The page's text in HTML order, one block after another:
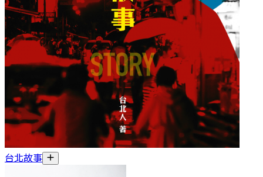
台北故事